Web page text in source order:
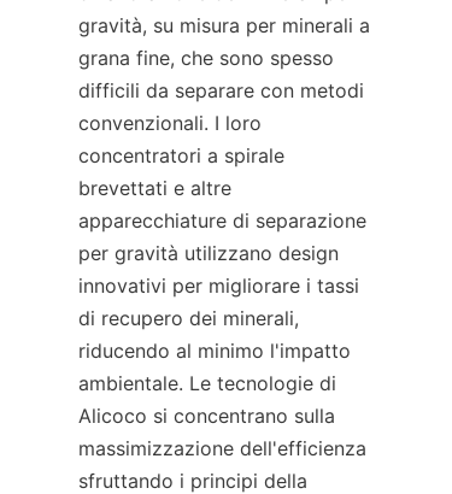
gravità, su misura per minerali a
grana fine, che sono spesso
difficili da separare con metodi
convenzionali. I loro
concentratori a spirale
brevettati e altre
apparecchiature di separazione
per gravità utilizzano design
innovativi per migliorare i tassi
di recupero dei minerali,
riducendo al minimo l'impatto
ambientale. Le tecnologie di
Alicoco si concentrano sulla
massimizzazione dell'efficienza
sfruttando i principi della